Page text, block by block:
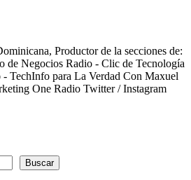
Productor de la secciones de:
de Negocios Radio - Clic de Tecnología
TechInfo para La Verdad Con Maxuel
One Radio Twitter / Instagram
Buscar